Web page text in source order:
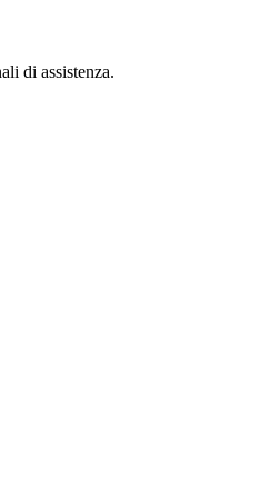
di assistenza.